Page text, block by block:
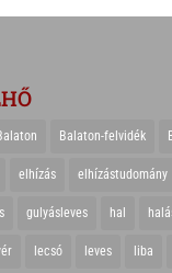
Balaton-felvidék
elhízás elhízástudomány
gulyásleves hal
lecsó leves liba